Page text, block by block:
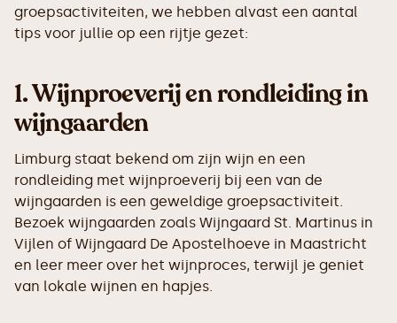
groepsactiviteiten, we hebben alvast een aantal
tips voor jullie op een rijtje gezet:
1.Wijnproeverij en rondleiding in
wijngaarden
Limburg staat bekend om zijn wijn en een
rondleiding met wijnproeverij bij een van de
wijngaarden is een geweldige groepsactiviteit.
Bezoek wijngaarden zoals Wijngaard St. Martinus in
Vijlen of Wijngaard De Apostelhoeve in Maastricht
en leer meer over het wijnproces, terwijl je geniet
van lokale wijnen en hapjes.